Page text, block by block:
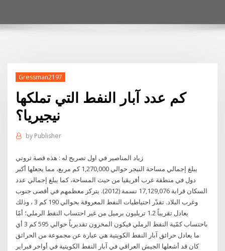
Gressman2197
كم عدد آبار النفط التي تملكها
نيجيريا؟
by Publisher
زياد المناصير في اول تصريح له : هذه قصة ثروتي
يبلغ إجمالي مساحة النيجر حوالي 1,270,000 كم مربع، مما يجعلها أكبر
دول في منطقة غرب أفريقيا من حيث المساحة، كما يبلغ إجمالي عدد
السكان قرابة 17,129,076 نسمة (2012). يتركز معظمهم في أقصى جنوب
وغرب البلاد. تقدّر احتياطيات النفط المعروفة بحوالي 190 كم 3 ، وذلك
يعادل تقريباً 1.2 تريليون برميل من غير احتساب النفط الرملي؛ أمّا
باحتساب كمّية النفط الرملي فيكون المخزون تقديرياً حوالي 595 كم 3 أي
ما يعادل حرائق آبار النفط الكويتية هي عبارة عن مجموعة من الحرائق
كان قد أشعلها الجيش العراقي في آبار النفط الكويتية في أواخر فبراير